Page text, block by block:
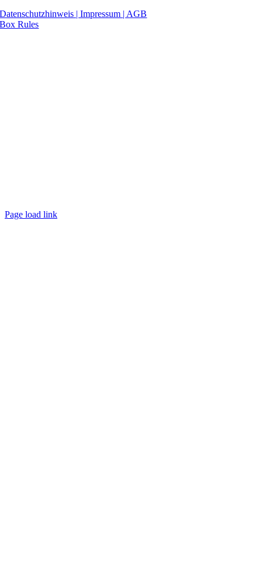
Datenschutzhinweis | Impressum | AGB
Box Rules
Page load link